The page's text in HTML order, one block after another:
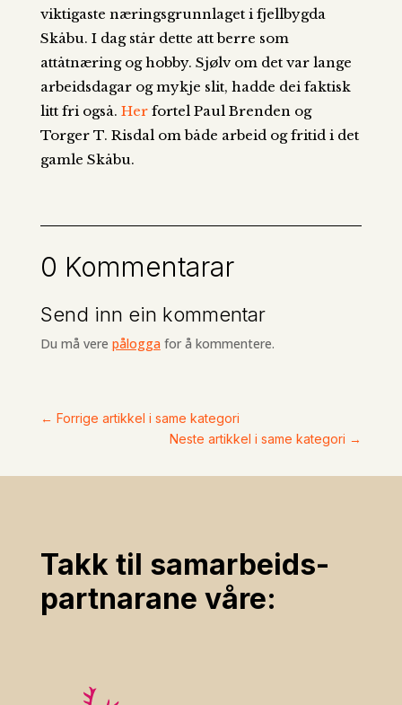
viktigaste næringsgrunnlaget i fjellbygda
Skåbu. I dag står dette att berre som
attåtnæring og hobby. Sjølv om det var lange
arbeidsdagar og mykje slit, hadde dei faktisk
litt fri også. Her fortel Paul Brenden og
Torger T. Risdal om både arbeid og fritid i det
gamle Skåbu.
0 Kommentarar
Send inn ein kommentar
Du må vere påloggafor å kommentere.
← Forrige artikkel i same kategori
Neste artikkel i same kategori →
Takk til samarbeids­
partnarane våre: